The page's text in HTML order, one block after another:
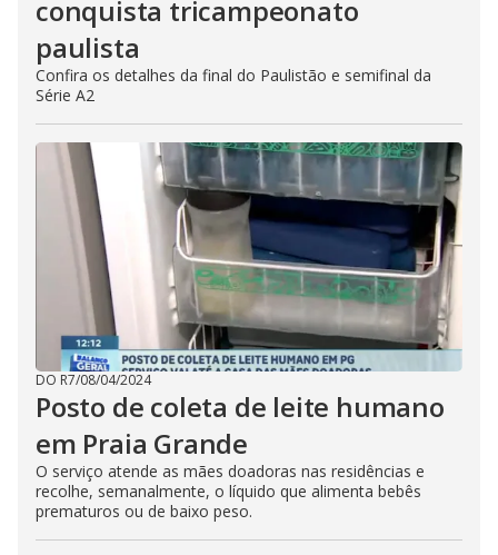
conquista tricampeonato
paulista
Confira os detalhes da final do Paulistão e semifinal da
Série A2
DO R7/08/04/2024
Posto de coleta de leite humano
em Praia Grande
O serviço atende as mães doadoras nas residências e
recolhe, semanalmente, o líquido que alimenta bebês
prematuros ou de baixo peso.